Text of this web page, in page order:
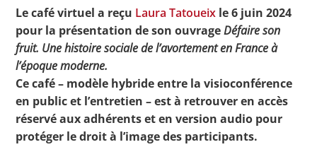
Toutes les actualités
Les rendez-vous de l’APHG
Le café virtuel a reçu Laura Tatoueix le 6 juin 2024
pour la présentation de son ouvrageDéfaire son
fruit. Une histoire sociale de l’avortement en France à
l’époque moderne.
Ce café – modèle hybride entre la visioconférence
en public et l’entretien – est à retrouver en accès
réservé aux adhérents et en version audio pour
protéger le droit à l’image des participants.